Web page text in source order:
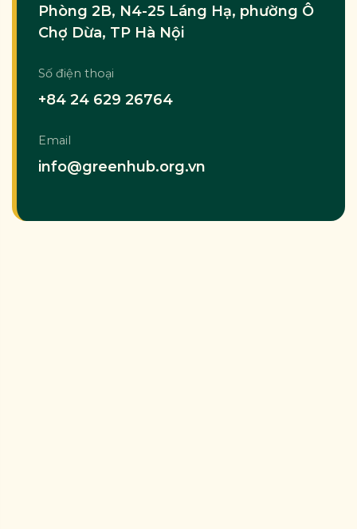
Phòng 2B, N4-25 Láng Hạ, phường Ô
Chợ Dừa, TP Hà Nội
Số điện thoại
+84 24 629 26764
Email
info@greenhub.org.vn